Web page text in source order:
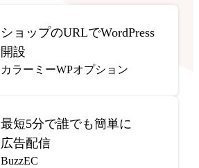
ショップのURLでWordPress
開設
カラーミーWPオプション
最短5分で誰でも簡単に
広告配信
BuzzEC